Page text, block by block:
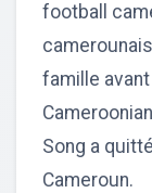
football
famille
Song a
Cameroun.